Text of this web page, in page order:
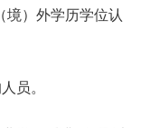
境）外学历学位认
员。